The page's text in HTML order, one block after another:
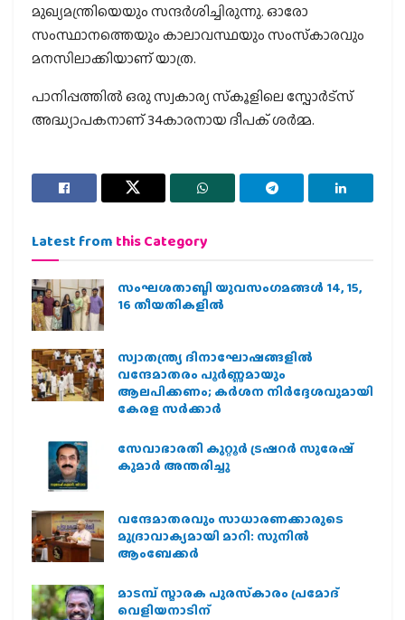
മുഖ്യമന്ത്രിയെയും സന്ദര്‍ശിച്ചിരുന്നു. ഓരോ
സംസ്ഥാനത്തെയും കാലാവസ്ഥയും സംസ്‌കാരവും
മനസിലാക്കിയാണ് യാത്ര.
പാനിപ്പത്തില്‍ ഒരു സ്വകാര്യ സ്‌കൂളിലെ സ്പോര്‍ട്സ്
അദ്ധ്യാപകനാണ് 34കാരനായ ദീപക് ശര്‍മ്മ.
Latest from this Category
സംഘശതാബ്ദി യുവസംഗമങ്ങള്‍ 14, 15,
16 തീയതികളില്‍
സ്വാതന്ത്ര്യ ദിനാഘോഷങ്ങളിൽ
വന്ദേമാതരം പൂർണ്ണമായും
ആലപിക്കണം; കർശന നിർദ്ദേശവുമായി
കേരള സർക്കാർ
സേവാഭാരതി കുറ്റൂർ ട്രഷറർ സുരേഷ്
കുമാർ അന്തരിച്ചു
വന്ദേമാതരവും സാധാരണക്കാരുടെ
മുദ്രാവാക്യമായി മാറി: സുനിൽ
ആംബേക്കർ
മാടമ്പ് സ്മാരക പുരസ്‌കാരം പ്രമോദ്
വെളിയനാടിന്